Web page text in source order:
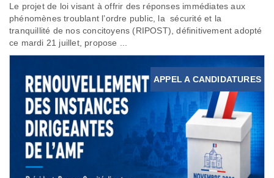
Le projet de loi visant à offrir des réponses immédiates aux
phénomènes troublant l’ordre public, la sécurité et la
tranquillité de nos concitoyens (RIPOST), définitivement adopté
ce mardi 21 juillet, propose ...
APPEL A CANDIDATURES